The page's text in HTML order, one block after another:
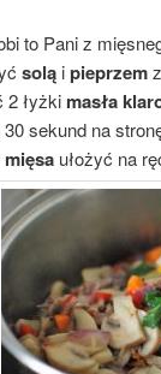
to Pani z
solą ipieprzem
2 łyżki masła
sekund na
mięsa ułożyć na